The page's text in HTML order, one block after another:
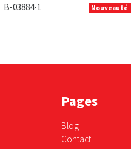
B-03884-1 Nouveauté
Pages
Blog
Contact